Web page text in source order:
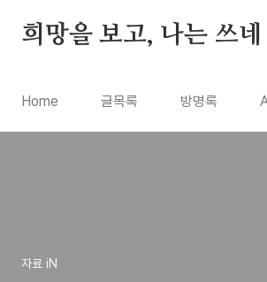
희망을 보고, 나는 쓰네
Home 글목록 방명록
자료 iN